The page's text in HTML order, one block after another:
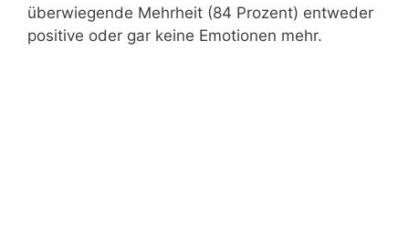
überwiegende Mehrheit (84 Prozent) entweder
positive oder gar keine Emotionen mehr.